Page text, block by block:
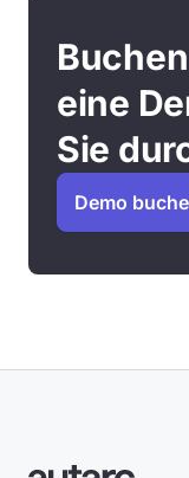
eine
Sie
Demo